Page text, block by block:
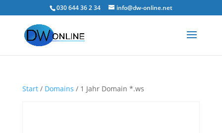
030 644 36 2 34 info@dw-online.net
Start/ Domains / 1 Jahr Domain *.ws